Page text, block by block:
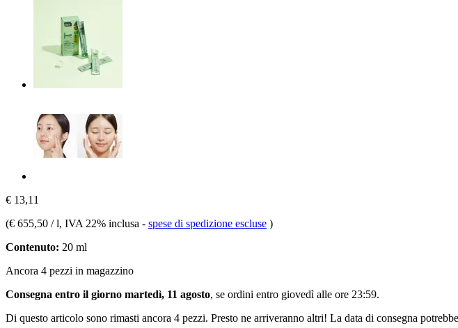
€ 13,11
(€ 655,50 / l, IVA 22% inclusa - spese di spedizione escluse )
Contenuto: 20 ml
Ancora 4 pezzi in magazzino
Consegna entro il giorno martedì, 11 agosto, se ordini entro giovedì alle ore 23:59.
Di questo articolo sono rimasti ancora 4 pezzi. Presto ne arriveranno altri! La data di consegna